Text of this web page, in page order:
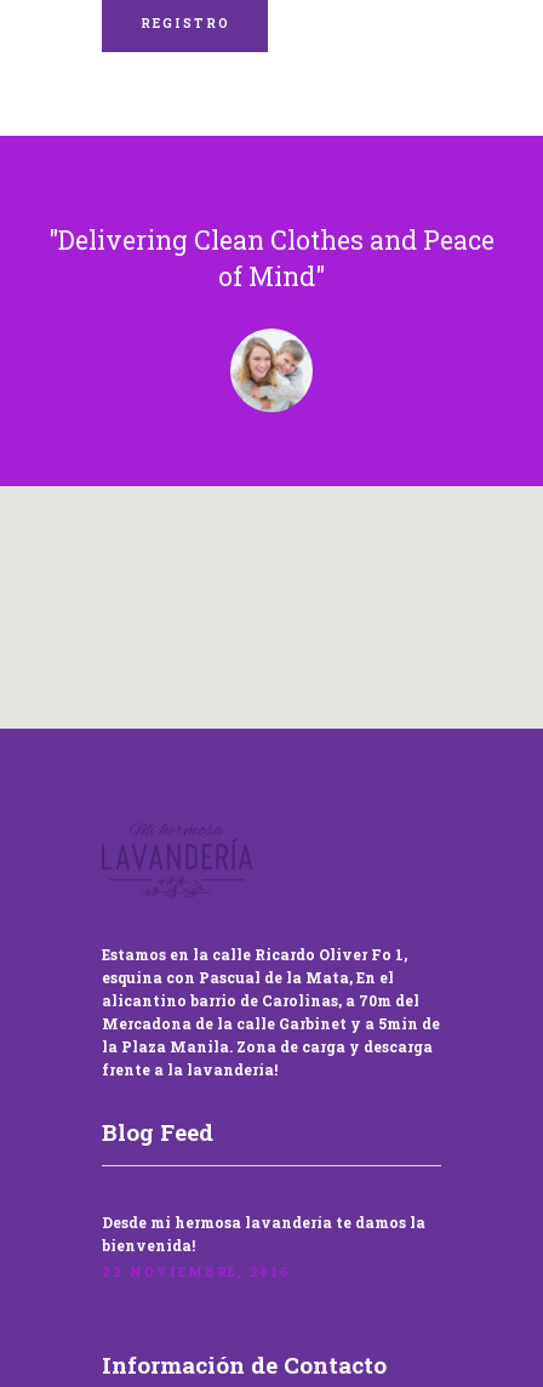
Delivering Clean Clothes and Peace
of Mind
Estamos en la calle Ricardo Oliver Fo 1,
esquina con Pascual de la Mata, En el
alicantino barrio de Carolinas, a 70m del
Mercadona de la calle Garbinet y a 5min de
la Plaza Manila. Zona de carga y descarga
frente a la lavandería!
Blog Feed
Desde mi hermosa lavandería te damos la
bienvenida!
22 NOVIEMBRE, 2016
Información de Contacto